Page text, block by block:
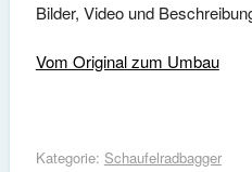
Bilder, Video und
Vom Original zum Umbau
Kategorie: Schaufelradbagger